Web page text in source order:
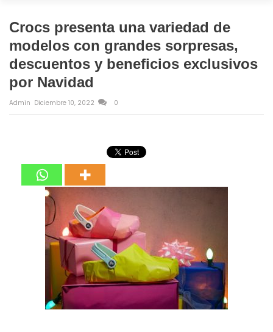
Crocs presenta una variedad de
modelos con grandes sorpresas,
descuentos y beneficios exclusivos
por Navidad
Admin Diciembre 10, 2022 0